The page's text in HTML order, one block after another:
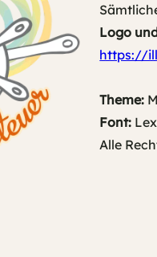
Logo
https://
Theme:
Font:
Alle